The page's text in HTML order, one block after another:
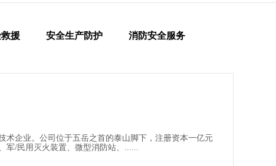
援 安全生产防护 消防安全服务
术企业。公司位于五岳之首的泰山脚下，注册资本一亿元
军/民用灭火装置、微型消防站、......